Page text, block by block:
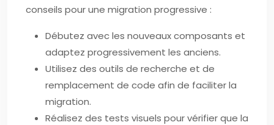
conseils pour une migration progressive :
Débutez avec les nouveaux composants et
adaptez progressivement les anciens.
Utilisez des outils de recherche et de
remplacement de code afin de faciliter la
migration.
Réalisez des tests visuels pour vérifier que la